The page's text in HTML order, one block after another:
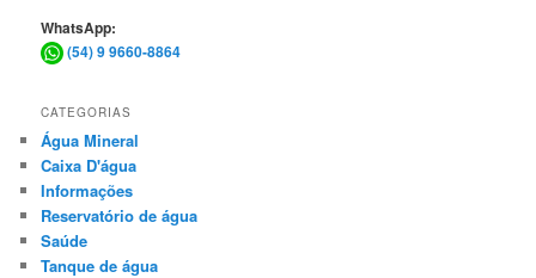
WhatsApp:
(54) 9 9660-8864
CATEGORIAS
Água Mineral
Caixa D'água
Informações
Reservatório de água
Saúde
Tanque de água